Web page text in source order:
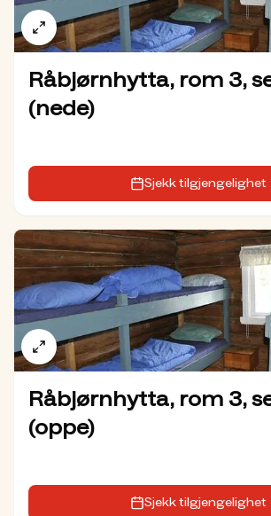
Råbjørnhytta, rom 3,
(nede)
Sjekk tilgjengelighet
Råbjørnhytta, rom 3,
(oppe)
Sjekk tilgjengelighet